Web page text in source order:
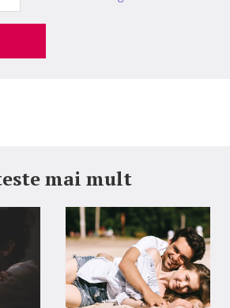
mai mult